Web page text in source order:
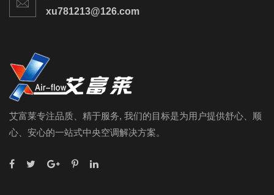
xu781213@126.com
艾富莱专注品质、精于服务, 我们的目标是为用户提供舒心、顺
心、安心的一站式中央空调解决方案。